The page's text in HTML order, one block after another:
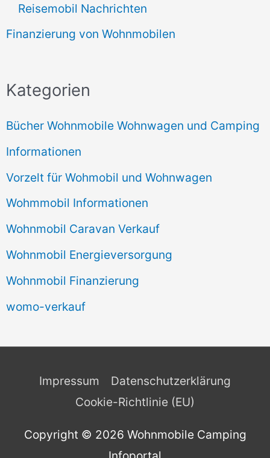
Reisemobil Nachrichten
Finanzierung von Wohnmobilen
Kategorien
Bücher Wohnmobile Wohnwagen und Camping
Informationen
Vorzelt für Wohmobil und Wohnwagen
Wohmmobil Informationen
Wohnmobil Caravan Verkauf
Wohnmobil Energieversorgung
Wohnmobil Finanzierung
womo-verkauf
Impressum
Datenschutzerklärung
Cookie-Richtlinie (EU)
Copyright © 2026 Wohnmobile Camping